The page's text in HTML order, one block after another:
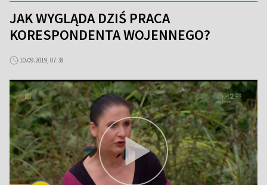
JAK WYGLĄDA DZIŚ PRACA
KORESPONDENTA WOJENNEGO?
10.09.2019, 07:38